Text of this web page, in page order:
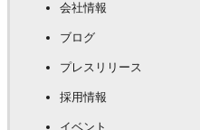
会社情報
ブログ
プレスリリース
採用情報
イベント